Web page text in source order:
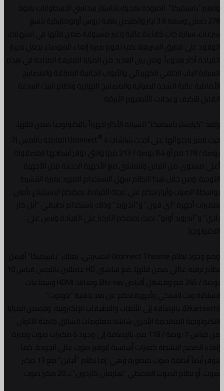
وتعتبر “باسيفيكا”، المزودة بمحرك بنتاستار سداسي الاسطوانات بقوة
278 حصان وسعة 3.6 ليتر والمتصل بعلبة تروس أوتوماتيكية بتسع
سرعات، سيارة ذات كفاءة عالية وغير مسبوقة ضمن فئتها في استهلاك
الوقود على الطرق السريعة، كما تقوم ميزة إلغاء الضوضاء بجعل تجربة
القيادة أكثر هدوءاً. ومن بين العديد من المزايا الفارهة المتاحة في هذه
السيارة الباب الخلفي الكهربائي والأبواب الجانبية المنزلقة والمصابيح
الأمامية عالية الشدة الضوئية والمصابيح النهارية ونظام تثبيت السرعة
القابل للتكيف وعجلات الألمنيوم الأنيقة.
وتعد “كرايسلر باسيفيكا” السيارة الأكثر تجهيزاً بالتكنولوجيا ضمن فئتها،
حيث تتميز باحتوائها على أحدث شاشات Uconnect
®
4 العاملة باللمس (7
بوصة / 178 مم أو 8.4 بوصة / 213 مم) والتي توفر أسطحها المصقولة
أعلى مستوى من التباين وتتماشى مع الأجهزة الحديثة مثل الأجهزة
اللوحية. ومن خلال هذا النظام سهل الاستخدام المزود بميزة التنشيط
بواسطة الصوت وأزرار تحكم على عجلة القيادة، يمكنكم الاستمتاع بأمان
بمميزات أجهزة “آي فون” و”آندرويد” وذلك باستخدام تطبيقي “آبل كار
بلاي” و”آندرويد أوتو”، بحيث يمكنكم التركيز على القيادة وليس على
التكنولوجيا.
ومع وجود نظام Uconnect Theatre المسرحي، تمتلك “باسيفيكا” أفضل
نظام ترفيه عائلي ضمن فئتها، مع شاشتي HD عاملتين باللمس قياس 10
بوصة / 245 مم ومشغل أقراص Blu-ray، ومنافذ HDMI وسماعات
لاسلكية وبث لاسلكي وأجهزة تحكم عن بعد بتقنية “بلوتوث”
(Bluetooth)، بالإضافة إلى الألعاب والتطبيقات الإلكترونية. وتتضمن المزايا
التكنولوجية المتقدمة الأخرى شاشة معلومات السائق كاملة الألوان
من قياس 7 بوصة / 178 مم، بالإضافة إلى وجود 6 مكبرات صوت وميزة
إلغاء الضجيج النشطة كميزات أساسية لتوفير صوت عالي الجودة. كما
تتوفر أيضاً أنظمة صوت متطورة وهي؛ إما نظام “ألباين” مع 13 مكبر
صوت، أو نظام الصوت المحيطي “هارمان كاردون” بـ 20 مكبر صوت.